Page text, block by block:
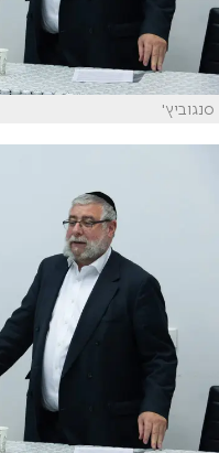
סנגוביץ'